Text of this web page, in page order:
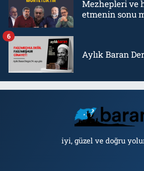
Mezhepleri ve
etmenin sonu
Aylık Baran
6
iyi, güzel ve doğru